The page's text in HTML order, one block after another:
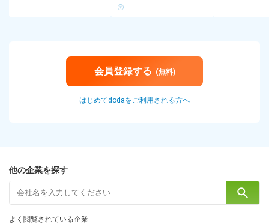
-
会員登録する (無料)
はじめてdodaをご利用される方へ
他の企業を探す
よく閲覧されている企業